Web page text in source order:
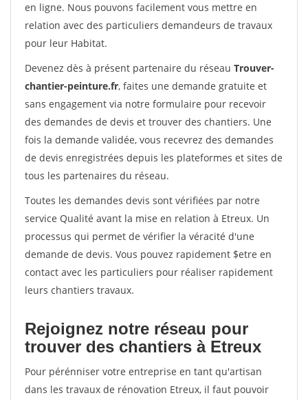
en ligne. Nous pouvons facilement vous mettre en
relation avec des particuliers demandeurs de travaux
pour leur Habitat.
Devenez dès à présent partenaire du réseau Trouver-
chantier-peinture.fr, faites une demande gratuite et
sans engagement via notre formulaire pour recevoir
des demandes de devis et trouver des chantiers. Une
fois la demande validée, vous recevrez des demandes
de devis enregistrées depuis les plateformes et sites de
tous les partenaires du réseau.
Toutes les demandes devis sont vérifiées par notre
service Qualité avant la mise en relation à Etreux. Un
processus qui permet de vérifier la véracité d'une
demande de devis. Vous pouvez rapidement $etre en
contact avec les particuliers pour réaliser rapidement
leurs chantiers travaux.
Rejoignez notre réseau pour
trouver des chantiers à Etreux
Pour pérénniser votre entreprise en tant qu'artisan
dans les travaux de rénovation Etreux, il faut pouvoir